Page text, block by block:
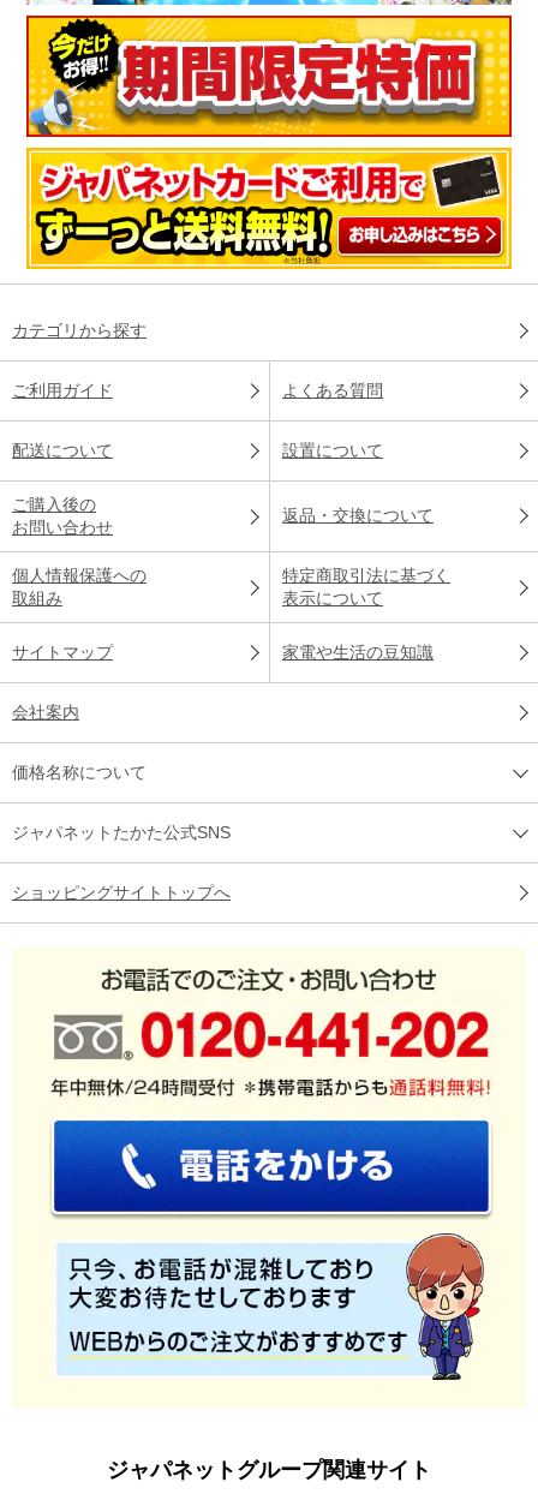
カテゴリから探す
ご利用ガイド よくある質問
配送について 設置について
ご購入後の
お問い合わせ
返品・交換について
個人情報保護への
取組み
特定商取引法に基づく
表示について
サイトマップ 家電や生活の豆知識
会社案内
価格名称について
ジャパネットたかた公式SNS
ショッピングサイトトップへ
ジャパネットグループ関連サイト